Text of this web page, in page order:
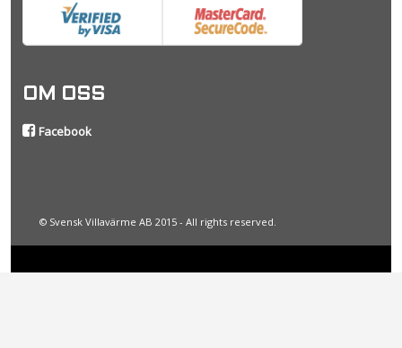
OM OSS
Facebook
© Svensk Villavärme AB 2015 - All rights reserved.